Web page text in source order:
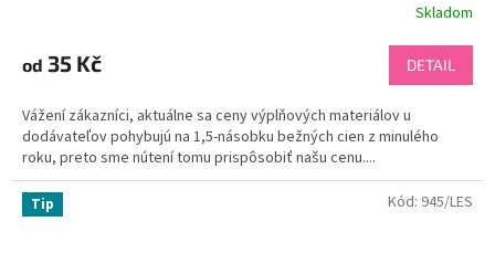
Skladom
od 35 Kč DETAIL
Vážení zákazníci, aktuálne sa ceny výplňových materiálov u
dodávateľov pohybujú na 1,5-násobku bežných cien z minulého
roku, preto sme nútení tomu prispôsobiť našu cenu....
Tip Kód: 945/LES